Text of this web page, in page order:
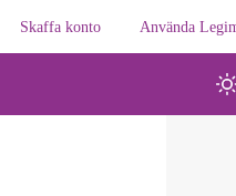
Skaffa konto Använda